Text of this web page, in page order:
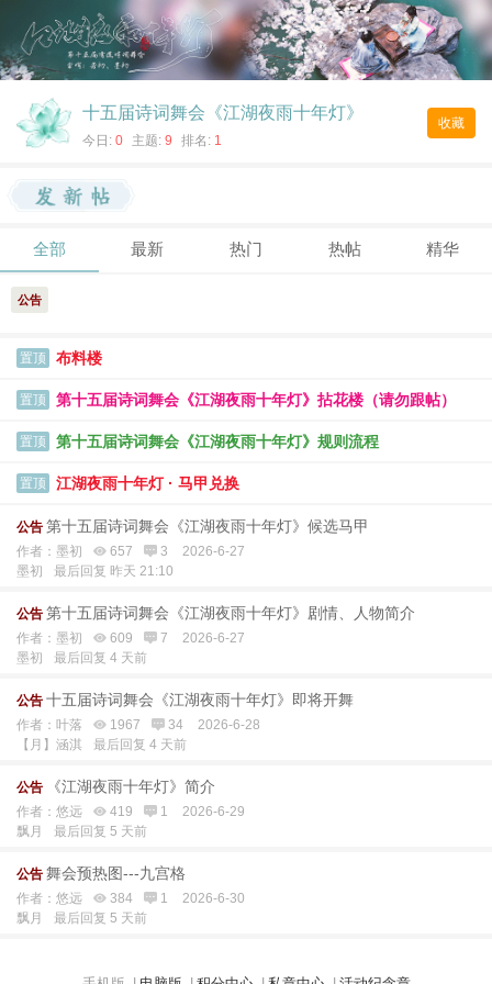
收藏
十五届诗词舞会《江湖夜雨十年灯》
今日: 0 主题: 9 排名: 1
全部 最新 热门 热帖 精华
公告
置顶 布料楼
置顶 第十五届诗词舞会《江湖夜雨十年灯》拈花楼（请勿跟帖）
置顶 第十五届诗词舞会《江湖夜雨十年灯》规则流程
置顶 江湖夜雨十年灯 · 马甲兑换
公告 第十五届诗词舞会《江湖夜雨十年灯》候选马甲
作者：墨初 657 3
2026-6-27
墨初
最后回复 昨天 21:10
公告 第十五届诗词舞会《江湖夜雨十年灯》剧情、人物简介
作者：墨初 609 7
2026-6-27
墨初
最后回复 4 天前
公告 十五届诗词舞会《江湖夜雨十年灯》即将开舞
作者：叶落 1967 34
2026-6-28
【月】涵淇
最后回复 4 天前
公告 《江湖夜雨十年灯》简介
作者：悠远 419 1
2026-6-29
飘月
最后回复 5 天前
公告 舞会预热图---九宫格
作者：悠远 384 1
2026-6-30
飘月
最后回复 5 天前